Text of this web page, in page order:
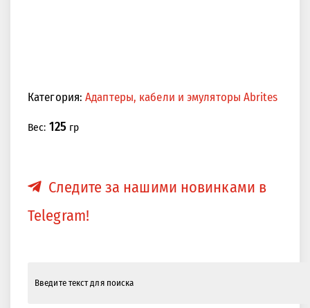
Категория:Адаптеры, кабели и эмуляторы Abrites
Вес: 125гр
Следите за нашими новинками в
Telegram!